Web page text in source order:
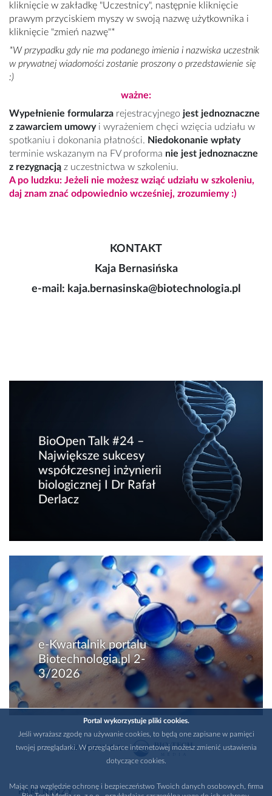
kliknięcie w zakładkę "Uczestnicy", następnie kliknięcie
prawym przyciskiem myszy w swoją nazwę użytkownika i
kliknięcie "zmień nazwę"*
*W przypadku gdy nie ma podanego imienia i nazwiska uczestnik
w prywatnej wiadomości zostanie proszony o przedstawienie się
:)
ważne:
Wypełnienie formularza rejestracyjnego jest jednoznaczne
z zawarciem umowy i wyrażeniem chęci wzięcia udziału w
spotkaniu i dokonania płatności. Niedokonanie wpłaty
terminie wskazanym na FV proforma nie jest jednoznaczne
z rezygnacją z uczestnictwa w szkoleniu.
A po ludzku: Jeżeli nie możesz wziąć udziału w szkoleniu,
daj znam znać odpowiednio wcześniej, zrozumiemy :)
KONTAKT
Kaja Bernasińska
e-mail: kaja.bernasinska@biotechnologia.pl
BioOpen Talk #24 –
Największe sukcesy
współczesnej inżynierii
biologicznej I Dr Rafał
Derlacz
e-Kwartalnik portalu
Biotechnologia.pl 2-
3/2026
WYDAWCA
PARTNERZY
Portal wykorzystuje pliki cookies.
Jeśli wyrażasz zgodę na używanie cookies, to będą one zapisane w pamięci
twojej przeglądarki. W przeglądarce internetowej możesz zmienić ustawienia
dotyczące cookies.
Mając na względzie ochronę i bezpieczeństwo Twoich danych osobowych, firma